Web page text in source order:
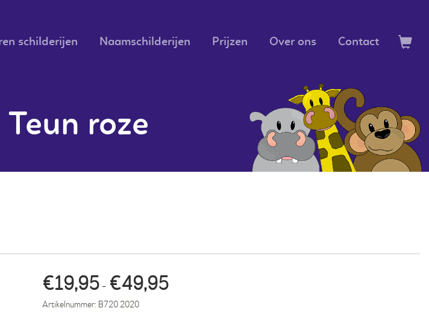
schilderijen Naamschilderijen Prijzen Over ons Contact
roze
€19,95 - €49,95
Artikelnummer: B720 2020